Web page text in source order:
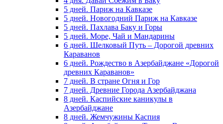
5 дней. Париж на Кавказе
5 дней. Новогодний Париж на Кавказе
5 дней. Пахлава Баку и Горы
5 дней. Море, Чай и Мандарины
6 дней. Шелковый Путь – Дорогой древних
Караванов
6 дней. Рождество в Азербайджане «Дорогой
древних Караванов»
7 дней. В стране Огня и Гор
7 дней. Древние Города Азербайджана
8 дней. Каспийские каникулы в
Азербайджане
8 дней. Жемчужины Каспия